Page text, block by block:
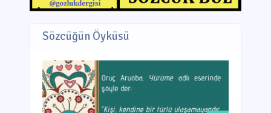
Sözcüğün Öyküsü